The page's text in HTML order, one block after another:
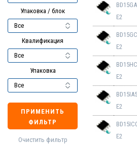
Упаковка / блок
Квалификация
Упаковка
ПРИМЕНИТЬ
ФИЛЬТР
Очистить фильтр
E2
E2
E2
E2
E2